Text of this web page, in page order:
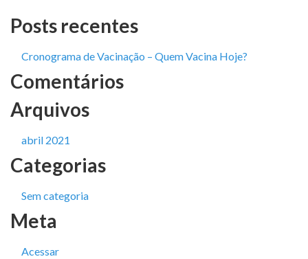
Posts recentes
Cronograma de Vacinação – Quem Vacina Hoje?
Comentários
Arquivos
abril 2021
Categorias
Sem categoria
Meta
Acessar